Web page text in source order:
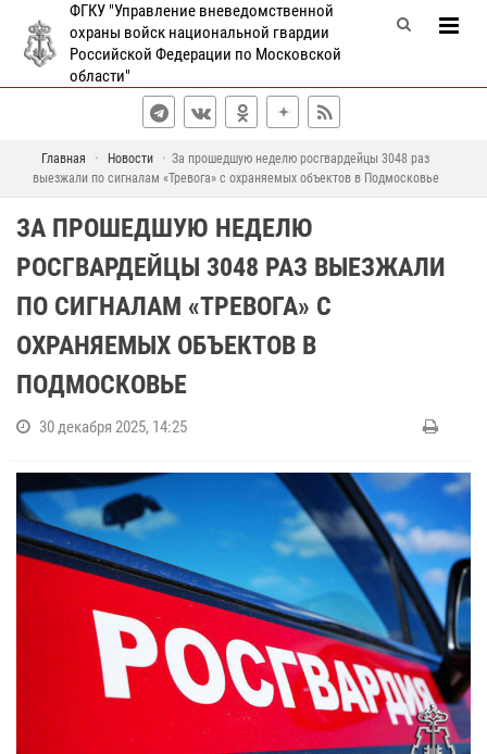
ФГКУ "Управление вневедомственной
охраны войск национальной гвардии
Российской Федерации по Московской
области"
Главная Новости
За прошедшую неделю росгвардейцы 3048 раз
выезжали по сигналам «Тревога» с охраняемых объектов в Подмосковье
ЗА ПРОШЕДШУЮ НЕДЕЛЮ
РОСГВАРДЕЙЦЫ 3048 РАЗ ВЫЕЗЖАЛИ
ПО СИГНАЛАМ «ТРЕВОГА» С
ОХРАНЯЕМЫХ ОБЪЕКТОВ В
ПОДМОСКОВЬЕ
30 декабря 2025, 14:25